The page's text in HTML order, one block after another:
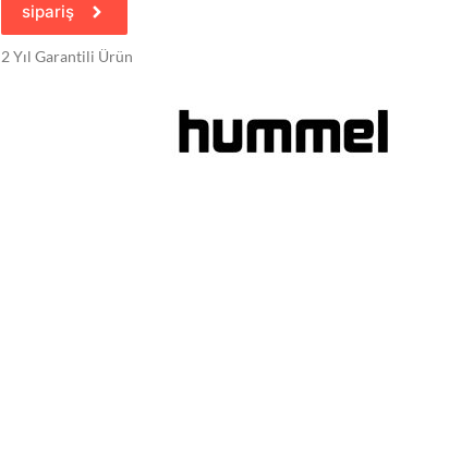
sipariş
2 Yıl Garantili Ürün